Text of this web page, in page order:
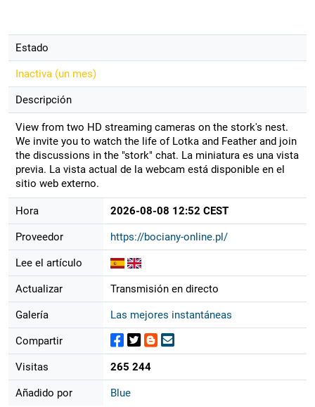
Estado
Inactiva (un mes)
Descripción
View from two HD streaming cameras on the stork's nest.
We invite you to watch the life of Lotka and Feather and join
the discussions in the "stork" chat. La miniatura es una vista
previa. La vista actual de la webcam está disponible en el
sitio web externo.
Hora 2026-08-08 12:52 CEST
Proveedor https://bociany-online.pl/
Lee el artículo
Actualizar Transmisión en directo
Galería Las mejores instantáneas
Compartir
Visitas 265 244
Añadido por Blue